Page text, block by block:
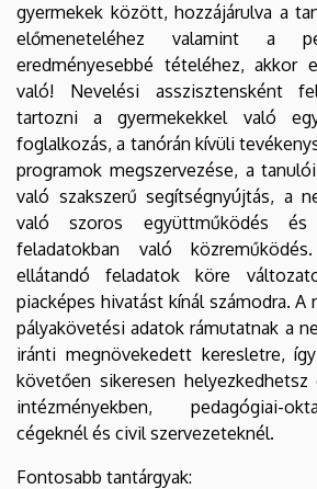
gyermekek között, hozzájárulva a
előmeneteléhez valamint a
eredményesebbé tételéhez, akkor
való! Nevelési asszisztensként
tartozni a gyermekekkel való
foglalkozás, a tanórán kívüli
programok megszervezése, a
való szakszerű segítségnyújtás, a
való szoros együttműködés és
feladatokban való
ellátandó feladatok köre
piacképes hivatást kínál számodra. A
pályakövetési adatok rámutatnak a
iránti megnövekedett keresletre,
követően sikeresen
intézményekben, pedagógiai-
cégeknél és civil szervezeteknél.
Fontosabb tantárgyak: